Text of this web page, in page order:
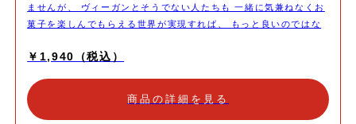
ませんが、 ヴィーガンとそうでない人たちも 一緒に気兼ねなくお
菓子を楽しんでもらえる世界が実現すれば、 もっと良いのではな
と。 それは、日常的に使っている乳製品を使わずに、 でももちろ
構想から、レシピを考え始めました。 しかし、乳製品について考
えていくと その働きは多岐にわたっており、 味わいに奥行きを与
￥1,940（税込）
商品の詳細を見る